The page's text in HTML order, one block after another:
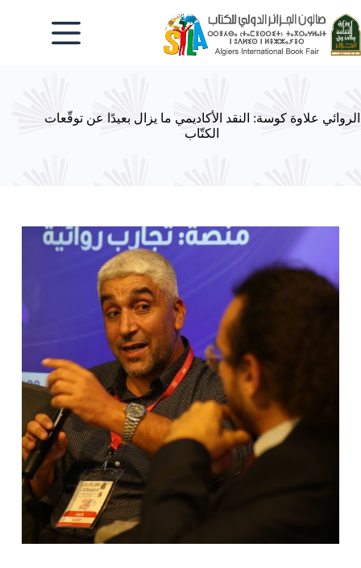
إلى
المحتوى
الروائي علاوة كوسة: النقد الأكاديمي ما يزال بعيدًا عن توقّعات
الكتّاب